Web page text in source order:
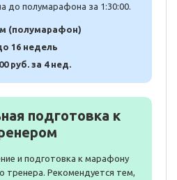
до полумарафона за 1:30:00.
(полумарафон)
16 недель
руб. за 4 нед.
подготовка к
и подготовка к марафону
тренера. Рекомендуется тем,